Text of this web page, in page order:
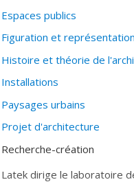
Espaces publics
Figuration et représentation
Histoire et théorie de
Installations
Paysages urbains
Projet d'architecture
Recherche-création
dirige le laboratoire